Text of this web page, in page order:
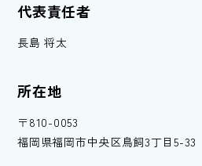
代表責任者
長島 将太
所在地
〒810-0053
福岡県福岡市中央区鳥飼3丁目5-33